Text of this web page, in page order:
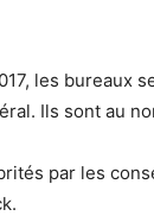
les bureaux
Ils sont au
par les